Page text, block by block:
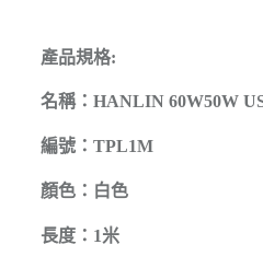
產品規格:
名稱：HANLIN 60W50W
編號：TPL1M
顏色：白色
長度：1米